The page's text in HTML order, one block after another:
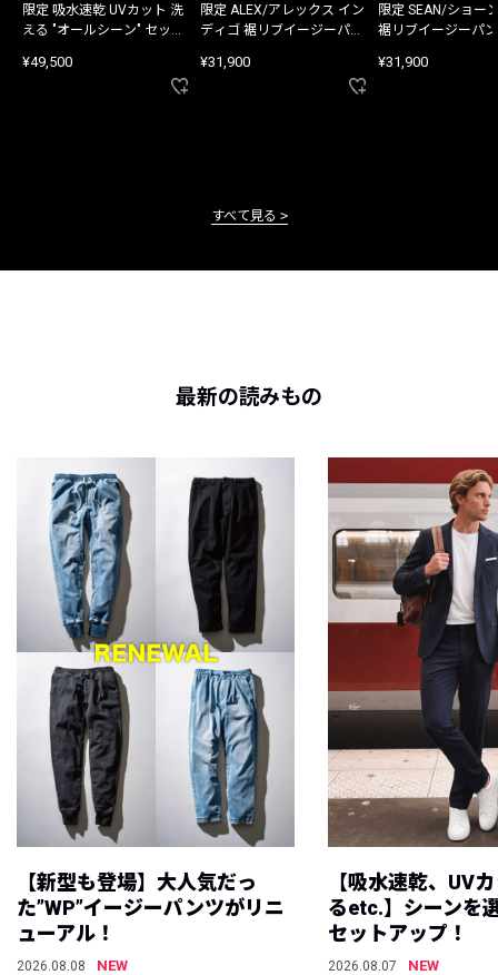
限定 吸水速乾 UVカット 洗
える "オールシーン" セット
¥49,500
限定 ALEX/アレックス イン
ディゴ 裾リブイージーパン
¥31,900
限定 SEAN/ショー
裾リブイージーパ
¥31,900
すべて見る
最新の読みもの
【新型も登場】大人気だっ
た”WP”イージーパンツがリニ
ューアル！
2026.08.08
NEW
【吸水速乾、UV
るetc.】シーンを
セットアップ！
2026.08.07
NEW